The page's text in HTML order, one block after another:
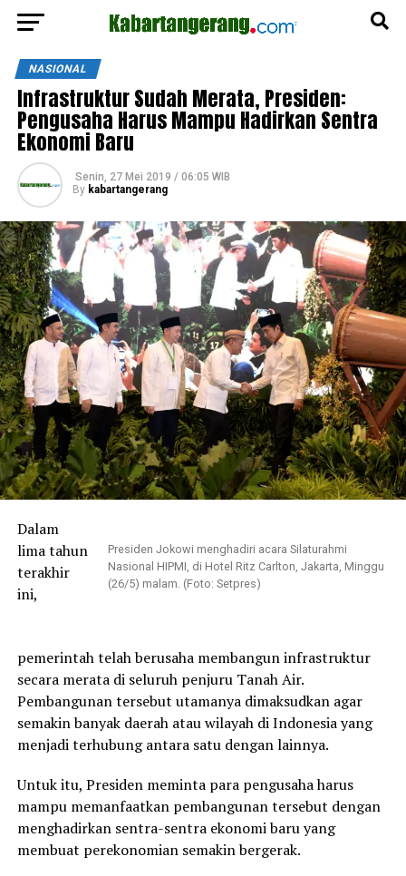
NASIONAL
Infrastruktur Sudah Merata, Presiden:
Pengusaha Harus Mampu Hadirkan Sentra
Ekonomi Baru
Senin, 27 Mei 2019 / 06:05 WIB
By kabartangerang
Presiden Jokowi menghadiri acara Silaturahmi
Nasional HIPMI, di Hotel Ritz Carlton, Jakarta, Minggu
(26/5) malam. (Foto: Setpres)
Dalam
lima tahun
terakhir
ini,
pemerintah telah berusaha membangun infrastruktur
secara merata di seluruh penjuru Tanah Air.
Pembangunan tersebut utamanya dimaksudkan agar
semakin banyak daerah atau wilayah di Indonesia yang
menjadi terhubung antara satu dengan lainnya.
Untuk itu, Presiden meminta para pengusaha harus
mampu memanfaatkan pembangunan tersebut dengan
menghadirkan sentra-sentra ekonomi baru yang
membuat perekonomian semakin bergerak.